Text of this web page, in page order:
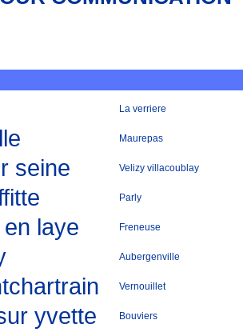
La verriere
Maurepas
seine Velizy villacoublay
Parly
laye Freneuse
Aubergenville
Vernouillet
yvette Bouviers